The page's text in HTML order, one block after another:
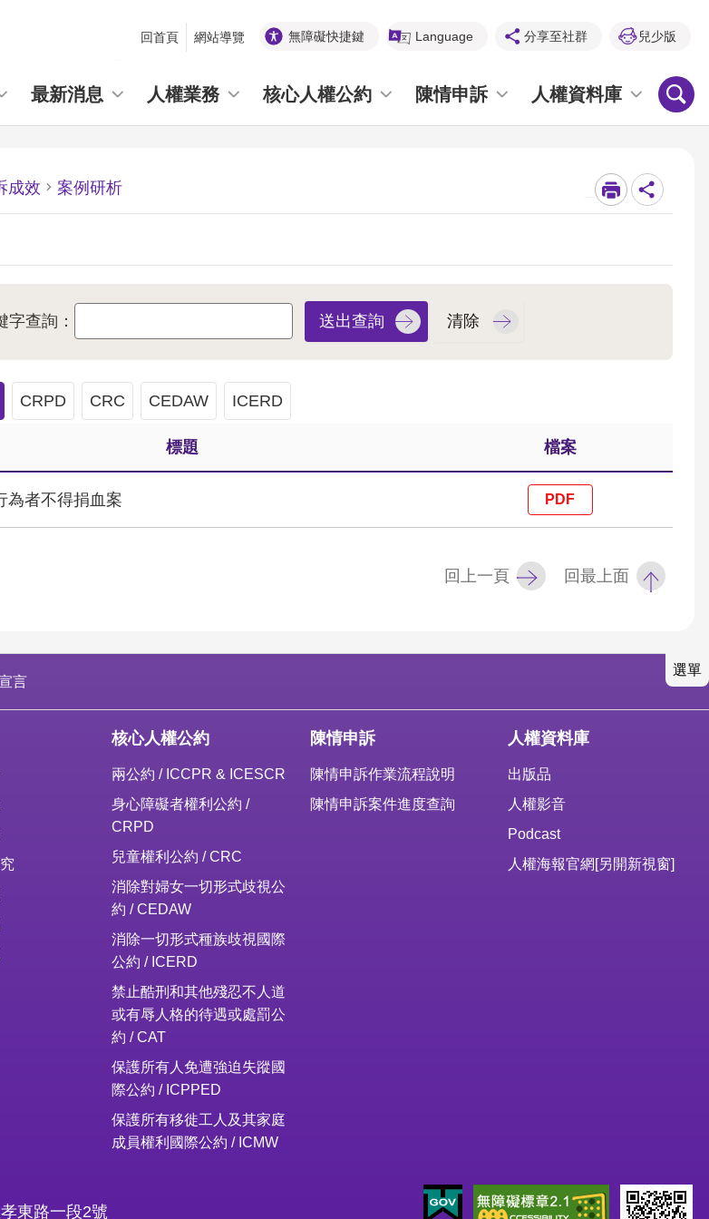
回首頁 網站導覽 無障礙快捷鍵 Language 分享至社群 兒少版
最新消息 人權業務 核心人權公約 陳情申訴 人權資料庫
成效 案例研析
字查詢：
CRPD CRC CEDAW ICERD
標題 檔案
為者不得捐血案
回上一頁 回最上面
選單
言
核心人權公約
兩公約 / ICCPR & ICESCR
身心障礙者權利公約 /
CRPD
兒童權利公約 / CRC
消除對婦女一切形式歧視公
約 / CEDAW
消除一切形式種族歧視國際
公約 / ICERD
禁止酷刑和其他殘忍不人道
或有辱人格的待遇或處罰公
約 / CAT
保護所有人免遭強迫失蹤國
際公約 / ICPPED
保護所有移徙工人及其家庭
成員權利國際公約 / ICMW
陳情申訴
陳情申訴作業流程說明
陳情申訴案件進度查詢
人權資料庫
出版品
人權影音
Podcast
人權海報官網[另開新視窗]
東路一段2號